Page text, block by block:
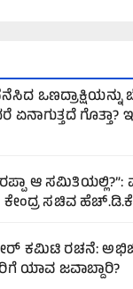
ಒಣದ್ರಾಕ್ಷಿಯನ್ನು
ಏನಾಗುತ್ತದೆ
ಆ ಸಮಿತಿಯಲ್ಲಿ?”:
ಕೇಂದ್ರ ಸಚಿವ
ಕಮಿಟಿ ರಚನೆ:
ಯಾವ ಜವಾಬ್ದಾರಿ?